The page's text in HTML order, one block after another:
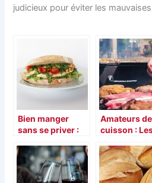
judicieux pour éviter les
Bien manger
sans se priver :
recettes de
sandwiches
santé
Amateurs de
cuisson :
mauvaise
cuisson de
viande